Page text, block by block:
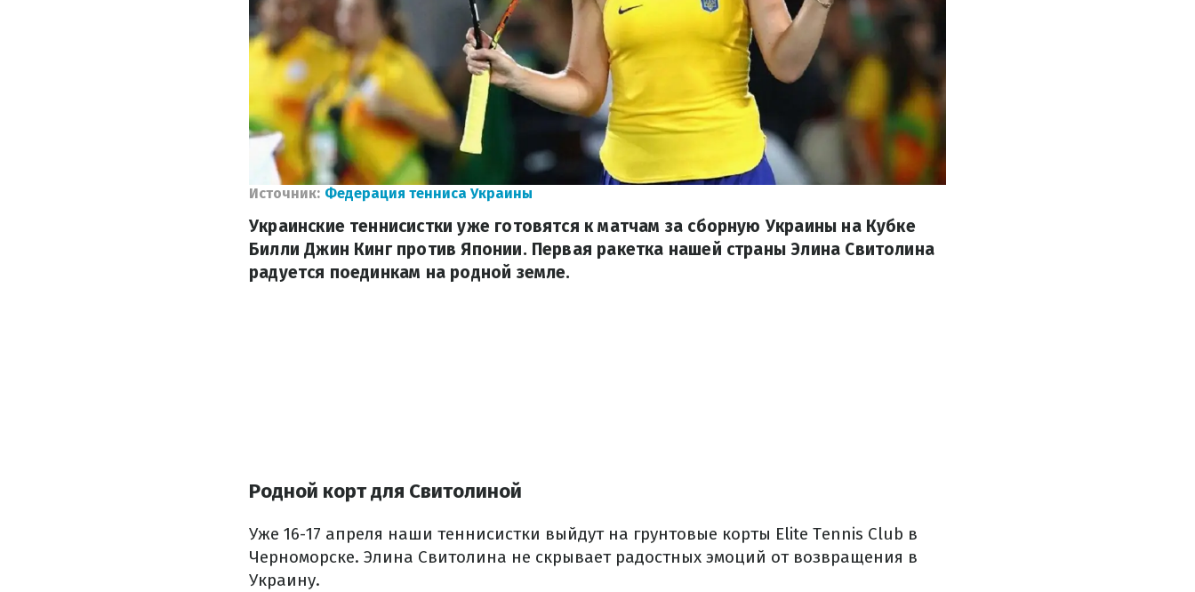
Источник: Федерация тенниса Украины
Украинские теннисистки уже готовятся к матчам за сборную Украины на Кубке
Билли Джин Кинг против Японии. Первая ракетка нашей страны Элина Свитолина
радуется поединкам на родной земле.
Родной корт для Свитолиной
Уже 16-17 апреля наши теннисистки выйдут на грунтовые корты Elite Tennis Club в
Черноморске. Элина Свитолина не скрывает радостных эмоций от возвращения в
Украину.